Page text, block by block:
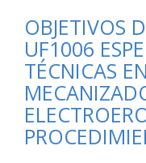
OBJETIVOS
UF1006
TÉCNICAS